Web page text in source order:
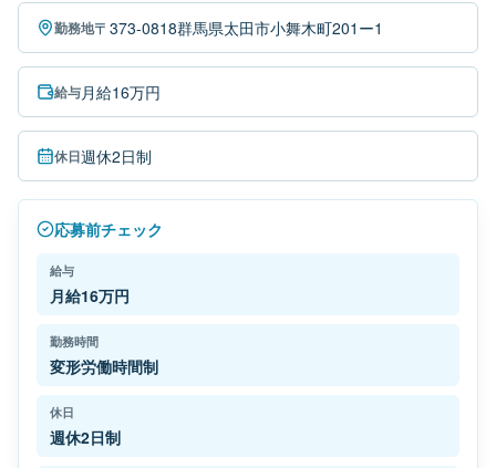
勤務地〒373-0818群馬県太田市小舞木町201ー1
給与月給16万円
休日週休2日制
応募前チェック
給与
月給16万円
勤務時間
変形労働時間制
休日
週休2日制